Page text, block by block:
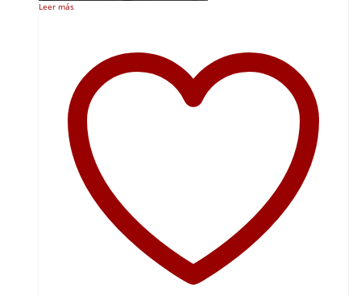
Leer más